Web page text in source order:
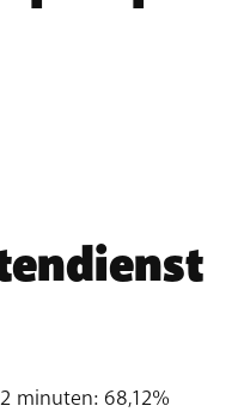
minuten: 68,12%